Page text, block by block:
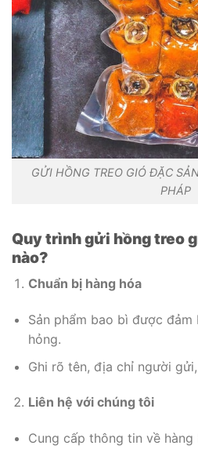
GỬI HỒNG TREO GIÓ ĐẶC
PHÁP
Quy trình gửi hồng treo
nào?
Chuẩn bị hàng hóa
Sản phẩm bao bì được
hỏng.
Ghi rõ tên, địa chỉ người
Liên hệ với chúng tôi
Cung cấp thông tin về